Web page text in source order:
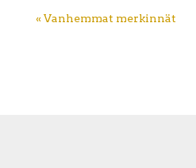
« Vanhemmat merkinnät